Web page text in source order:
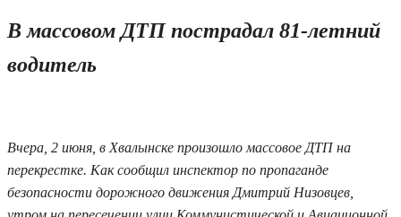
В массовом ДТП пострадал 81-летний
водитель
Вчера, 2 июня, в Хвалынске произошло массовое ДТП на
перекрестке. Как сообщил инспектор по пропаганде
безопасности дорожного движения Дмитрий Низовцев,